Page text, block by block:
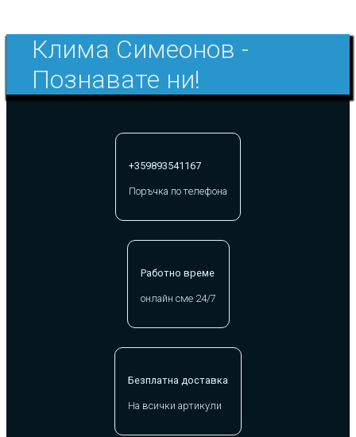
Клима Симеонов -
Познавате ни!
+359893541167
Поръчка по телефона
Работно време
онлайн сме 24/7
Безплатна доставка
На всички артикули